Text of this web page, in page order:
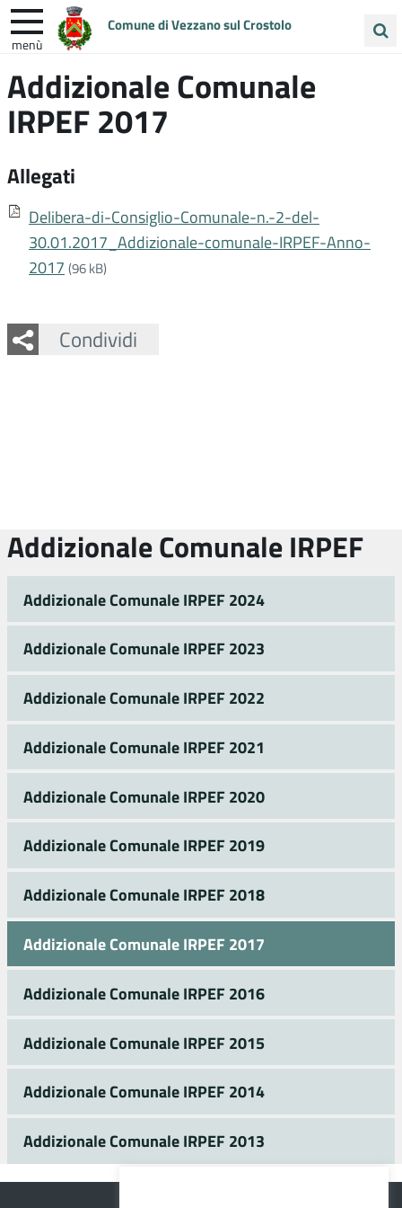
Comune di Vezzano sul Crostolo
menù
nel
sito
ENTRA IN COMUNE VIVI VEZZANO
UNIONE COLLINE MATILDICHE
Addizionale Comunale
IRPEF 2017
Allegati
Delibera-di-Consiglio-Comunale-n.-2-del-
30.01.2017_Addizionale-comunale-IRPEF-Anno-
2017 (96 kB)
Condividi
Facebook
Twitter
Whatsapp
Addizionale Comunale IRPEF
Addizionale Comunale IRPEF 2024
Addizionale Comunale IRPEF 2023
Addizionale Comunale IRPEF 2022
Addizionale Comunale IRPEF 2021
Addizionale Comunale IRPEF 2020
Addizionale Comunale IRPEF 2019
Addizionale Comunale IRPEF 2018
Addizionale Comunale IRPEF 2017
Addizionale Comunale IRPEF 2016
Addizionale Comunale IRPEF 2015
Addizionale Comunale IRPEF 2014
Addizionale Comunale IRPEF 2013